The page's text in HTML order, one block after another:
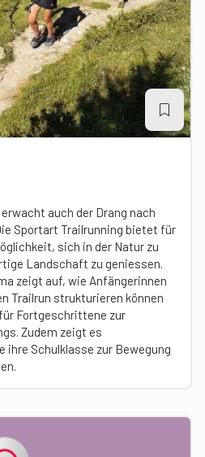
auch der Drang nach
Sportart Trailrunning bietet für
sich in der Natur zu
Landschaft zu geniessen.
zeigt auf, wie Anfängerinnen
Trailrun strukturieren können
Fortgeschrittene zur
Zudem zeigt es
ihre Schulklasse zur Bewegung